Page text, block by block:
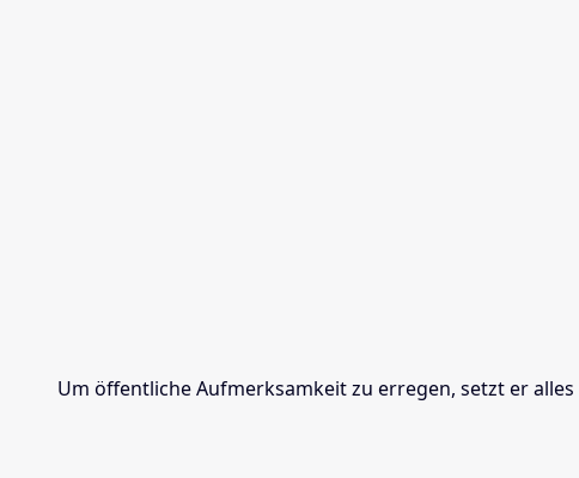
Um öffentliche Aufmerksamkeit zu erregen, setzt er